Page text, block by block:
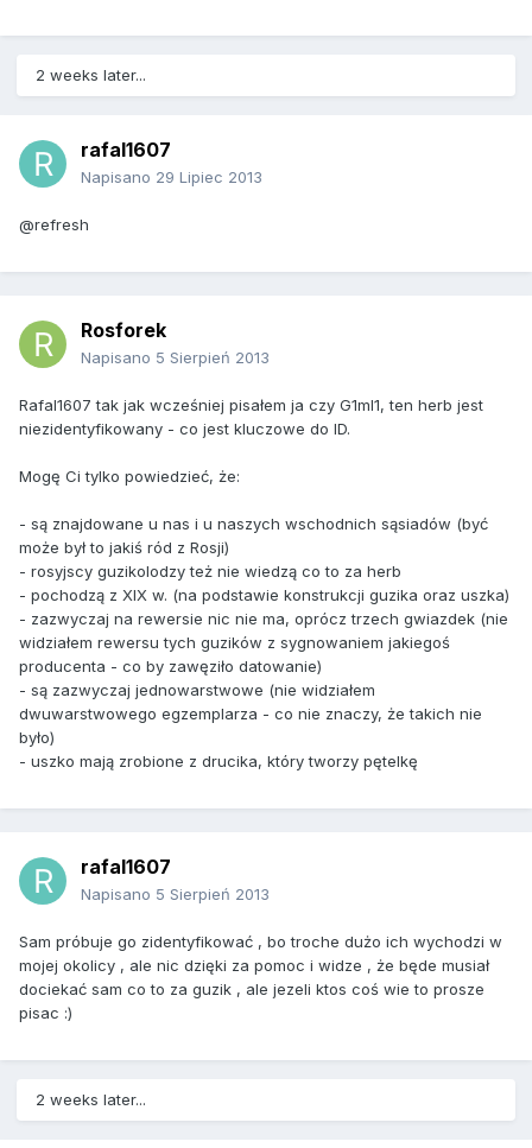
2 weeks later...
rafal1607
Napisano 29 Lipiec 2013
@refresh
Rosforek
Napisano 5 Sierpień 2013
Rafal1607 tak jak wcześniej pisałem ja czy G1ml1, ten herb jest
niezidentyfikowany - co jest kluczowe do ID.
Mogę Ci tylko powiedzieć, że:
- są znajdowane u nas i u naszych wschodnich sąsiadów (być
może był to jakiś ród z Rosji)
- rosyjscy guzikolodzy też nie wiedzą co to za herb
- pochodzą z XIX w. (na podstawie konstrukcji guzika oraz uszka)
- zazwyczaj na rewersie nic nie ma, oprócz trzech gwiazdek (nie
widziałem rewersu tych guzików z sygnowaniem jakiegoś
producenta - co by zawęziło datowanie)
- są zazwyczaj jednowarstwowe (nie widziałem
dwuwarstwowego egzemplarza - co nie znaczy, że takich nie
było)
- uszko mają zrobione z drucika, który tworzy pętelkę
rafal1607
Napisano 5 Sierpień 2013
Sam próbuje go zidentyfikować , bo troche dużo ich wychodzi w
mojej okolicy , ale nic dzięki za pomoc i widze , że będe musiał
dociekać sam co to za guzik , ale jezeli ktos coś wie to prosze
pisac :)
2 weeks later...